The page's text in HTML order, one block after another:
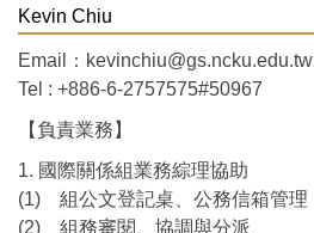
Kevin Chiu
Email：kevinchiu@gs.ncku.edu.tw
Tel : +886-6-2757575#50967
【負責業務】
1. 國際關係組業務綜理協助
(1) 組公文登記桌、公務信箱管理
(2) 組務審閱、協調與分派